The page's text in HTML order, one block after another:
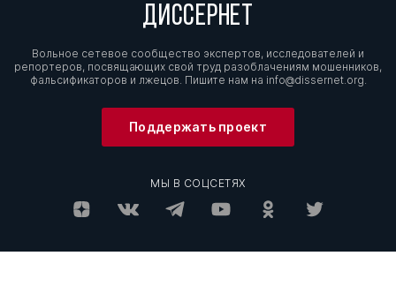
ДИССЕРНЕТ
Вольное сетевое сообщество экспертов, исследователей и
репортеров, посвящающих свой труд разоблачениям мошенников,
фальсификаторов и лжецов. Пишите нам на info@dissernet.org.
Поддержать проект
МЫ В СОЦСЕТЯХ